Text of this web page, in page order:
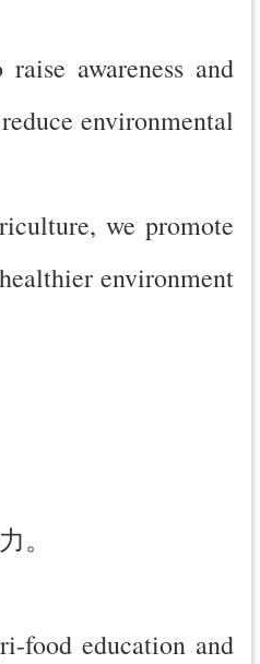
awareness and
environmental
we promote
environment
。
food education and